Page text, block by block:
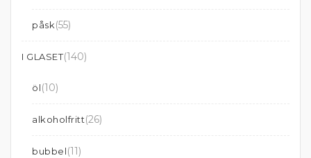
påsk(55)
I GLASET(140)
öl(10)
alkoholfritt(26)
bubbel(11)